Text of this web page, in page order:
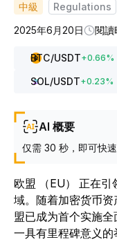
中級
Regulations
2025年6月20日
閱讀
BTC/USDT+0.66%
SOL/USDT+0.23%
AI 概要
仅需 30 秒，即可快
欧盟 （EU） 正在
域。随着加密货币
盟已成为首个实施全
一具有里程碑意义